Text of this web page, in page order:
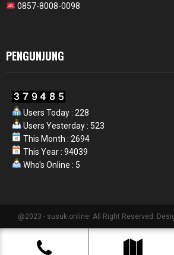
0857-8008-0098
PENGUNJUNG
Users Today : 228
Users Yesterday : 523
This Month : 2694
This Year : 94039
Who's Online : 5
@2023 - susuk.online. All Right Reserved.